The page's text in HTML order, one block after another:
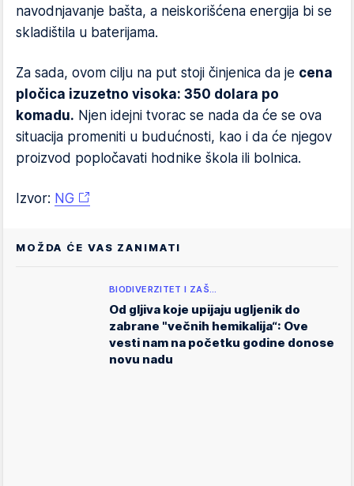
navodnjavanje bašta, a neiskorišćena energija bi se
skladištila u baterijama.
Za sada, ovom cilju na put stoji činjenica da je cena
pločica izuzetno visoka: 350 dolara po
komadu. Njen idejni tvorac se nada da će se ova
situacija promeniti u budućnosti, kao i da će njegov
proizvod popločavati hodnike škola ili bolnica.
Izvor: NG
MOŽDA ĆE VAS ZANIMATI
BIODIVERZITET I ZAŠ…
Od gljiva koje upijaju ugljenik do
zabrane "večnih hemikalija“: Ove
vesti nam na početku godine donose
novu nadu